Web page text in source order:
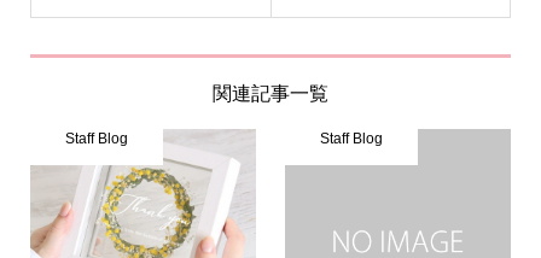
関連記事一覧
Staff Blog Staff Blog